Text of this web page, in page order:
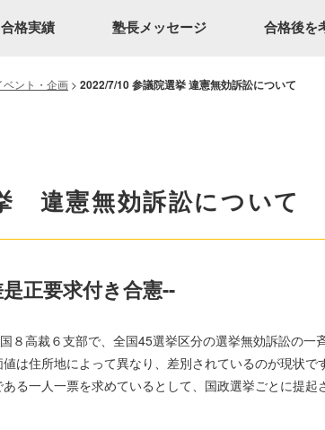
合格実績 塾長メッセージ 合格後を
ベント・企画 > 2022/7/10 参議院選挙 違憲無効訴訟について
違憲無効訴訟について
正要求付き合憲--
８高裁６支部で、全国45選挙区分の選挙無効訴訟の一
は住所地によって異なり、差別されているのが現状で
る一人一票を求めているとして、国政選挙ごとに提起